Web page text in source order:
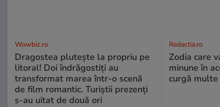
Wowbiz.ro
Dragostea plutește la propriu pe
litoral! Doi îndrăgostiți au
transformat marea într-o scenă
de film romantic. Turiștii prezenți
s-au uitat de două ori
Redactia.ro
Zodia care
minune în
curgă